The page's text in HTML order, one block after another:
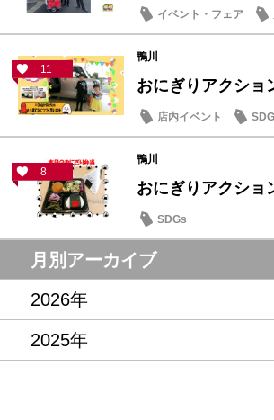
イベント・フェア
11
鴨川
おにぎりアクショ
店内イベント
8
鴨川
おにぎりアクシ
SDGs
月別アーカイブ
2026年
2025年